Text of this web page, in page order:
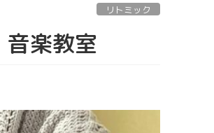
リトミック
音楽教室